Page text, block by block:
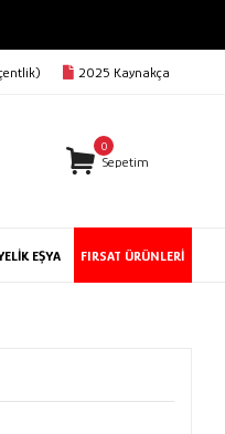
2025 Kaynakça
0
Sepetim
EŞYA FIRSAT ÜRÜNLERİ